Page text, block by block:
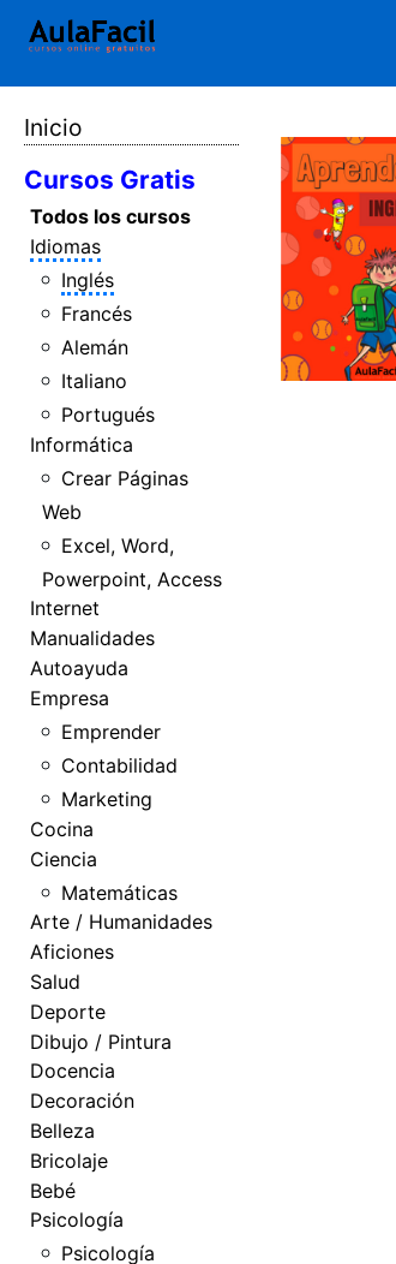
Inicio
Cursos Gratis
Todos los cursos
Idiomas
Inglés
Francés
Alemán
Italiano
Portugués
Informática
Crear Páginas
Web
Excel, Word,
Powerpoint, Access
Internet
Manualidades
Autoayuda
Empresa
Emprender
Contabilidad
Marketing
Cocina
Ciencia
Matemáticas
Arte / Humanidades
Aficiones
Salud
Deporte
Dibujo / Pintura
Docencia
Decoración
Belleza
Bricolaje
Bebé
Psicología
Psicología